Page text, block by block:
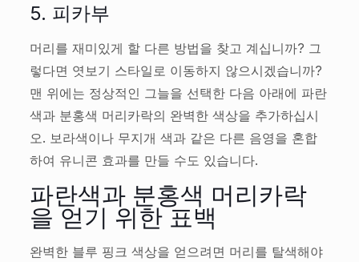
5. 피카부
머리를 재미있게 할 다른 방법을 찾고 계십니까? 그
렇다면 엿보기 스타일로 이동하지 않으시겠습니까?
맨 위에는 정상적인 그늘을 선택한 다음 아래에 파란
색과 분홍색 머리카락의 완벽한 색상을 추가하십시
오. 보라색이나 무지개 색과 같은 다른 음영을 혼합
하여 유니콘 효과를 만들 수도 있습니다.
파란색과 분홍색 머리카락
을 얻기 위한 표백
완벽한 블루 핑크 색상을 얻으려면 머리를 탈색해야